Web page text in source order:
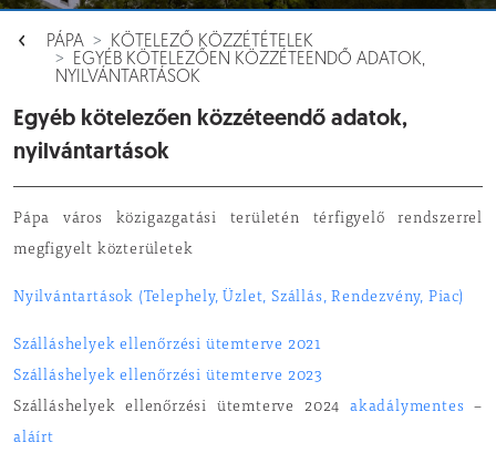
PÁPA
KÖTELEZŐ KÖZZÉTÉTELEK
EGYÉB KÖTELEZŐEN KÖZZÉTEENDŐ ADATOK,
NYILVÁNTARTÁSOK
Egyéb kötelezően közzéteendő adatok,
nyilvántartások
Pápa város közigazgatási területén térfigyelő rendszerrel
megfigyelt közterületek
Nyilvántartások (Telephely, Üzlet, Szállás, Rendezvény, Piac)
Szálláshelyek ellenőrzési ütemterve 2021
Szálláshelyek ellenőrzési ütemterve 2023
Szálláshelyek ellenőrzési ütemterve 2024 akadálymentes –
aláírt